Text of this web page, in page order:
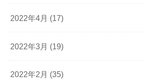
2022年4月 (17)
2022年3月 (19)
2022年2月 (35)